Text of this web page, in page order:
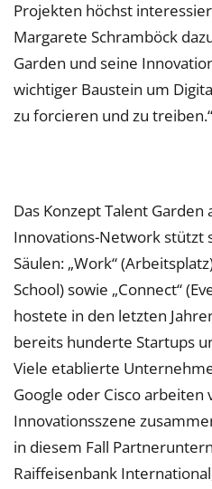
Projekten höchst
Margarete Schramböck
Garden und seine
wichtiger Baustein um
zu forcieren und zu treiben.“
Das Konzept Talent Garden
Innovations-Network stützt
Säulen: „Work“
School) sowie „Connect“
hostete in den letzten
bereits hunderte Startups
Viele etablierte
Google oder Cisco
Innovationsszene
in diesem Fall
Raiffeisenbank